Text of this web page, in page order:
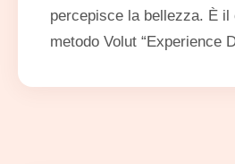
percepisce la bellezza. È il
metodo Volut “Experience